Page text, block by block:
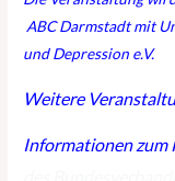
ABC Darmstadt mit
und Depression e.V.
Weitere
Informationen